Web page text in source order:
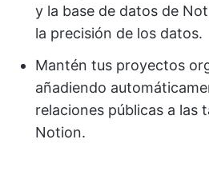
y la base de datos de
la precisión de los datos.
Mantén tus proyectos
añadiendo
relaciones públicas a las
Notion.